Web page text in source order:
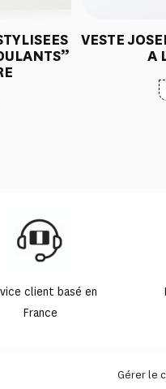
Gérer le
VESTE
A
client basé en
France